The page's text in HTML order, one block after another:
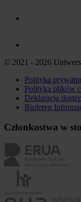
© 2021 - 2026
Polityka
Polityka plików
Deklaracja
Biuletyn
Członkostwa w